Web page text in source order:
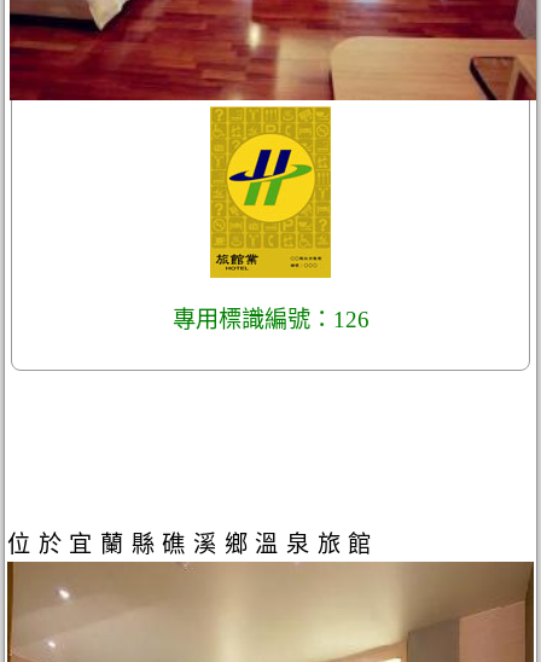
專用標識編號：126
位於宜蘭縣礁溪鄉溫泉旅館